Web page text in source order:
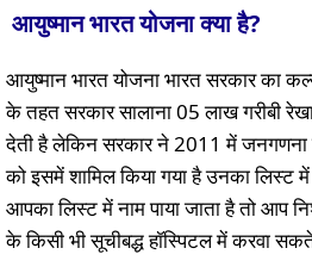
आयुष्मान भारत योजना क्या है?
आयुष्मान भारत योजना भारत सरकार का
के तहत सरकार सालाना 05 लाख गरीबी
देती है लेकिन सरकार ने 2011 में जनगणना
को इसमें शामिल किया गया है उनका
आपका लिस्ट में नाम पाया जाता है तो आप
के किसी भी सूचीबद्ध हॉस्पिटल में करवा